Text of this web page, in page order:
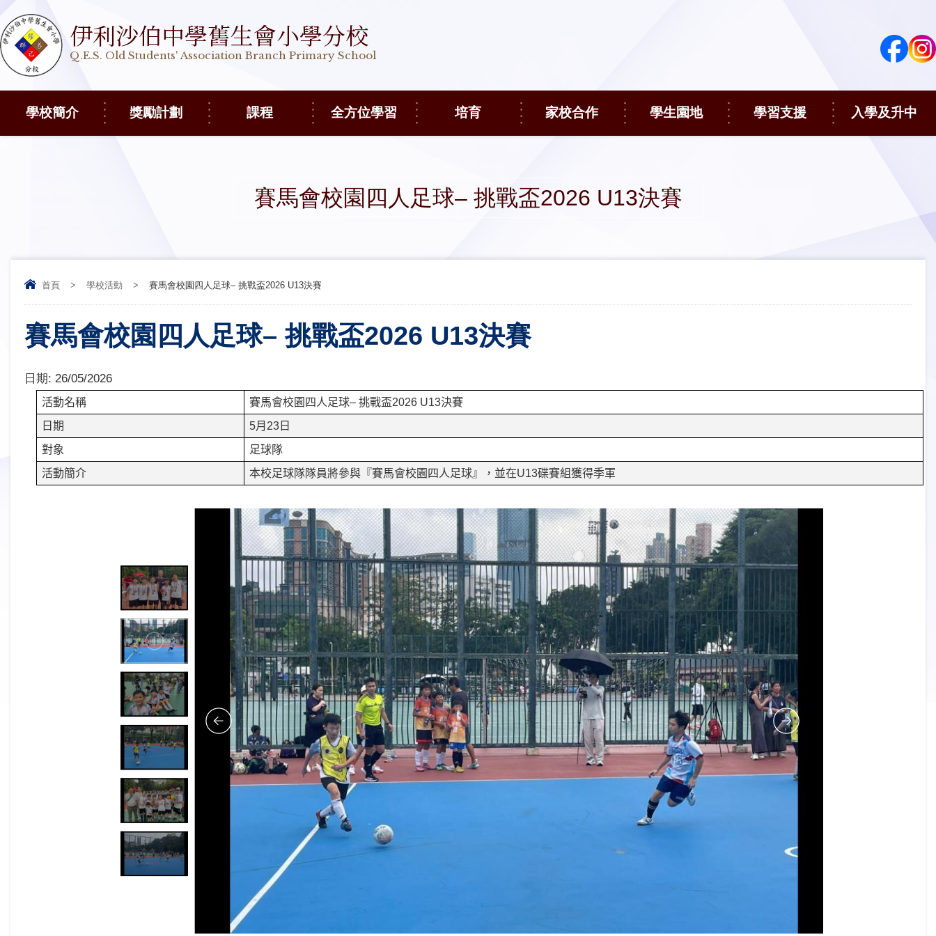
伊利沙伯中學舊生會小學分校
Q.E.S. Old Students' Association Branch Primary School
學校簡介 獎勵計劃 課程 全方位學習 培育 家校合作 學生園地 學習支援 入學及升中
賽馬會校園四人足球– 挑戰盃2026 U13決賽
首頁 > 學校活動 > 賽馬會校園四人足球– 挑戰盃2026 U13決賽
賽馬會校園四人足球– 挑戰盃2026 U13決賽
日期: 26/05/2026
活動名稱 賽馬會校園四人足球– 挑戰盃2026 U13決賽
日期
5月 23日
對象
足球隊
活動簡介
本校足球隊隊員將參與『賽馬會校園四人足球』，並在U13碟賽組獲得季軍